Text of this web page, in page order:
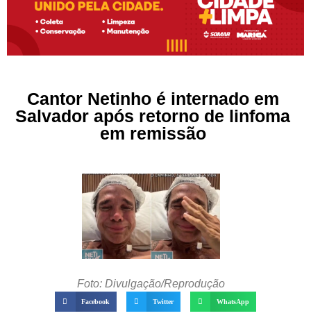
Cantor Netinho é internado em
Salvador após retorno de linfoma
em remissão
Foto: Divulgação/Reprodução
Facebook Twitter WhatsApp